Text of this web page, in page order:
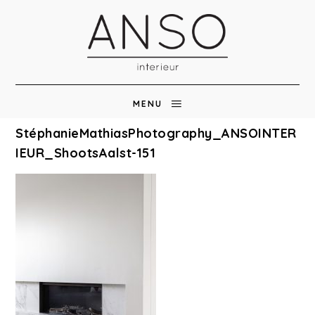
MENU
StéphanieMathiasPhotography_ANSOINTER
IEUR_ShootsAalst-151